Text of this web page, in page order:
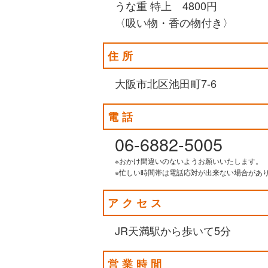
うな重 特上 4800円
〈吸い物・香の物付き〉
住所
大阪市北区池田町7-6
電話
06-6882-5005
※おかけ間違いのないようお願いいたします。
※忙しい時間帯は電話応対が出来ない場合があ
アクセス
JR天満駅から歩いて5分
営業時間